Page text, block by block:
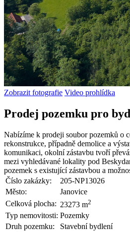
Zobrazit fotografie Video prohlídka
Prodej pozemku pro
Nabízíme k prodeji soubor pozemků o
rekonstrukce, případně demolice a
komunikaci, okolní zástavbu tvoří
mezi vyhledávané lokality pod
pozemek s existující zástavbou a
Číslo zakázky:
205-NP13026
Město:
Janovice
Celková plocha: 23273 m2
Typ nemovitosti: Pozemky
Druh pozemku:
Stavební bydlení